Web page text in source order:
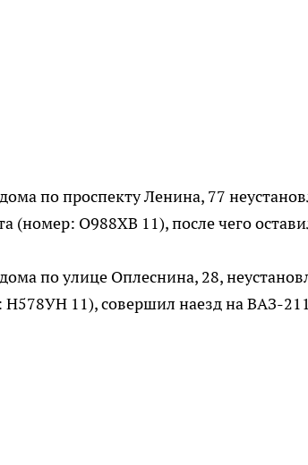
по проспекту Ленина, 77
(номер: О988ХВ 11), после чего
по улице Оплеснина, 28,
Н578УН 11), совершил наезд на ВАЗ-